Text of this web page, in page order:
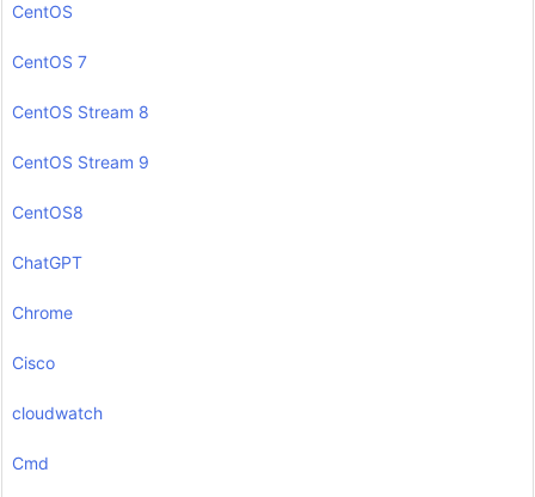
CentOS
CentOS 7
CentOS Stream 8
CentOS Stream 9
CentOS8
ChatGPT
Chrome
Cisco
cloudwatch
Cmd